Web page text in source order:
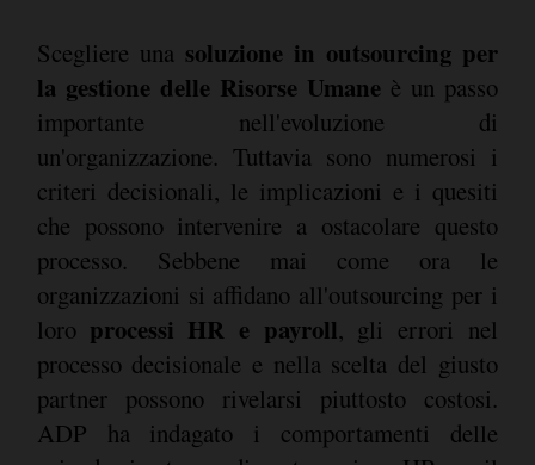
Scegliere una soluzione in outsourcing per
la gestione delle Risorse Umane è un passo
importante nell'evoluzione di
un'organizzazione. Tuttavia sono numerosi i
criteri decisionali, le implicazioni e i quesiti
che possono intervenire a ostacolare questo
processo. Sebbene mai come ora le
organizzazioni si affidano all'outsourcing per i
loro processi HR e payroll, gli errori nel
processo decisionale e nella scelta del giusto
partner possono rivelarsi piuttosto costosi.
ADP ha indagato i comportamenti delle